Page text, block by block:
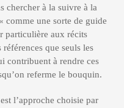
chercher à la suivre à la
comme une sorte de guide
particulière aux récits
que seuls les
contribuent à rendre ces
referme le bouquin.
l’approche choisie par